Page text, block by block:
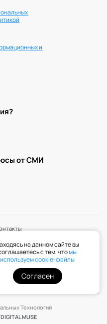
от СМИ
и
сервисов и
«Cookie» — файлы,
веб-сайта. Если вы не
настройки браузера.
Технологий
DIGITAL MUSE
на данном сайте вы
с тем, чтомы
используем cookie-файлы
Согласен